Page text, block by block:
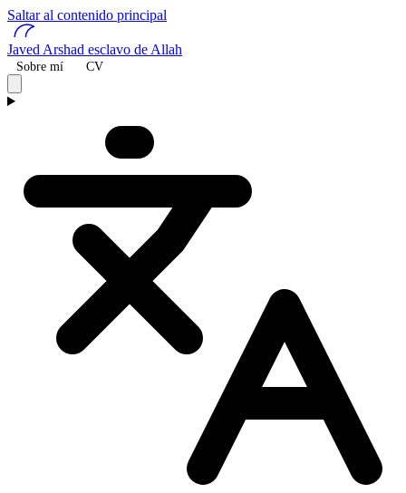
Saltar al contenido principal
Javed Arshad esclavo de Allah
Sobre mí CV